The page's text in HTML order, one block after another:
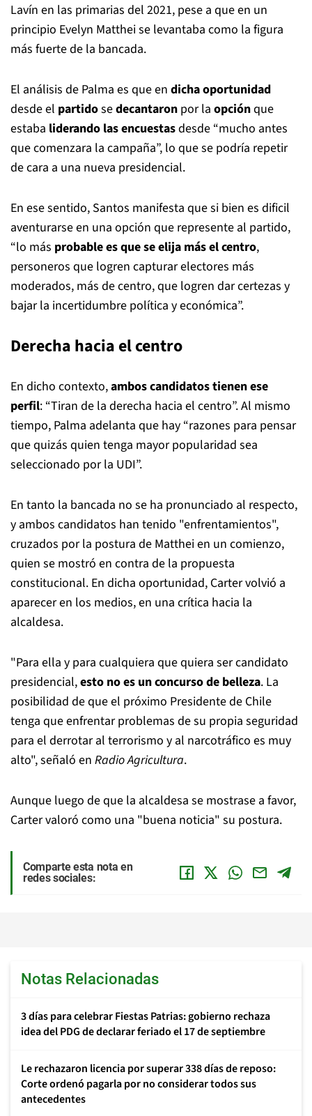
Lavín en las primarias del 2021, pese a que en un
principio Evelyn Matthei se levantaba como la figura
más fuerte de la bancada.
El análisis de Palma es que en dicha oportunidad
desde el partidosedecantaron por la opciónque
estaba liderando las encuestasdesde “mucho antes
que comenzara la campaña”, lo que se podría repetir
de cara a una nueva presidencial.
En ese sentido, Santos manifesta que si bien es dificil
aventurarse en una opción que represente al partido,
“lo más probable es que se elija más el centro,
personeros que logren capturar electores más
moderados, más de centro, que logren dar certezas y
bajar la incertidumbre política y económica”.
Derecha hacia el centro
En dicho contexto,ambos candidatos tienen ese
perfil: “Tiran de la derecha hacia el centro”. Al mismo
tiempo, Palma adelanta que hay “razones para pensar
que quizás quien tenga mayor popularidad sea
seleccionado por la UDI”.
En tanto la bancada no se ha pronunciado al respecto,
y ambos candidatos han tenido "enfrentamientos",
cruzados por la postura de Matthei en un comienzo,
quien se mostró en contra de la propuesta
constitucional. En dicha oportunidad, Carter volvió a
aparecer en los medios, en una crítica hacia la
alcaldesa.
"Para ella y para cualquiera que quiera ser candidato
presidencial,esto no es un concurso de belleza. La
posibilidad de que el próximo Presidente de Chile
tenga que enfrentar problemas de su propia seguridad
para el derrotar al terrorismo y al narcotráfico es muy
alto", señaló en Radio Agricultura.
Aunque luego de que la alcaldesa se mostrase a favor,
Carter valoró como una "buena noticia" su postura.
Comparte esta nota en
redes sociales:
Notas Relacionadas
3 días para celebrar Fiestas Patrias: gobierno rechaza
idea del PDG de declarar feriado el 17 de septiembre
Le rechazaron licencia por superar 338 días de reposo:
Corte ordenó pagarla por no considerar todos sus
antecedentes